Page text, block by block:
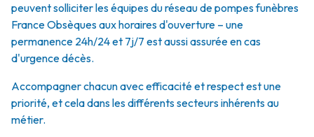
peuvent solliciter les équipes du réseau de pompes funèbres
France Obsèques aux horaires d'ouverture – une
permanence 24h/24 et 7j/7 est aussi assurée en cas
d'urgence décès.
Accompagner chacun avec efficacité et respect est une
priorité, et cela dans les différents secteurs inhérents au
métier.